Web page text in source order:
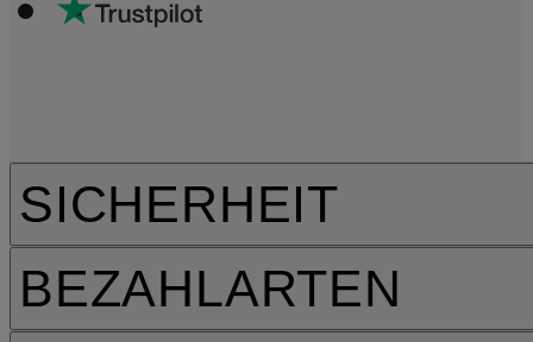
SICHERHEIT
BEZAHLARTEN